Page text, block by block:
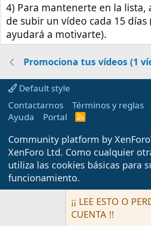
4) Para mantenerte en la lista,
de subir un vídeo cada 15 días
ayudará a motivarte).
Promociona tus vídeos (1
Default style
Contactarnos
Términos y reglas
Ayuda
Portal
R
S
Community platform by XenForo
XenForo Ltd. Como cualquier
utiliza las cookies básicas para
funcionamiento.
¡¡ LEE ESTO O
CUENTA !!